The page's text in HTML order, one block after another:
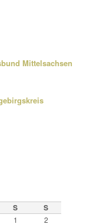
Mittelsachsen
S S
1
2